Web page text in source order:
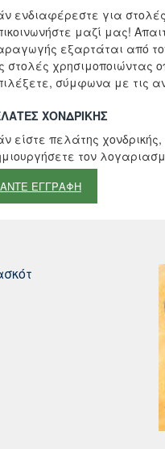
ενδιαφέρεστε για
μαζί μας!
εξαρτάται από
στολές
σύμφωνα με τις
ΧΟΝΔΡΙΚΉΣ
είστε πελάτης
τον
ΕΓΓΡΑΦΗ